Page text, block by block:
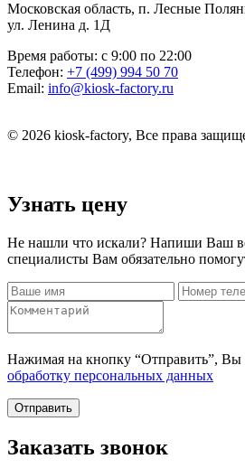
Московская область, п. Лесные
ул. Ленина д. 1Д
Время работы: с 9:00 по 22:00
Телефон: +7 (499) 994 50 70
Email: info@kiosk-factory.ru
© 2026 kiosk-factory, Все права
Узнать цену
Не нашли что искали? Напиши Ваш
специалисты Вам обязательно
Нажимая на кнопку “Отправить”, Вы
обработку персональных данных
Отправить
Заказать звонок